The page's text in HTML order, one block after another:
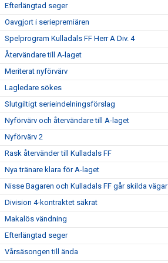
Efterlängtad seger
Oavgjort i seriepremiären
Spelprogram Kulladals FF Herr A Div. 4
Återvändare till A-laget
Meriterat nyförvärv
Lagledare sökes
Slutgiltigt serieindelningsförslag
Nyförvärv och återvändare till A-laget
Nyförvärv 2
Rask återvänder till Kulladals FF
Nya tränare klara för A-laget
Nisse Bagaren och Kulladals FF går skilda vägar
Division 4-kontraktet säkrat
Makalös vändning
Efterlängtad seger
Vårsäsongen till ända